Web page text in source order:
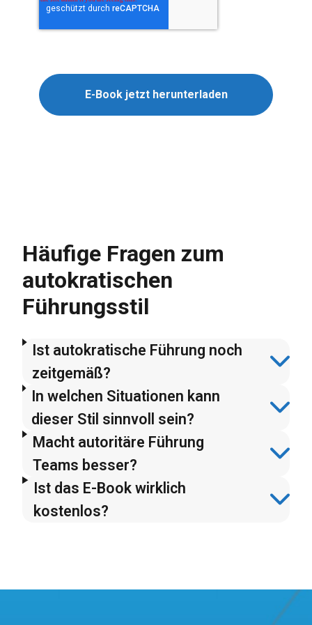
E-Book jetzt herunterladen
Häufige Fragen zum
autokratischen
Führungsstil
Ist autokratische Führung noch
zeitgemäß?
In welchen Situationen kann
dieser Stil sinnvoll sein?
Macht autoritäre Führung
Teams besser?
Ist das E-Book wirklich
kostenlos?